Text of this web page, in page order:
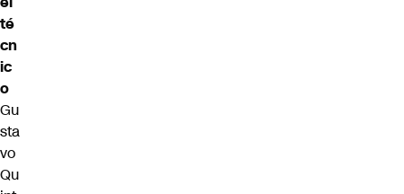
té
cn
ic
o
Gu
sta
vo
Qu